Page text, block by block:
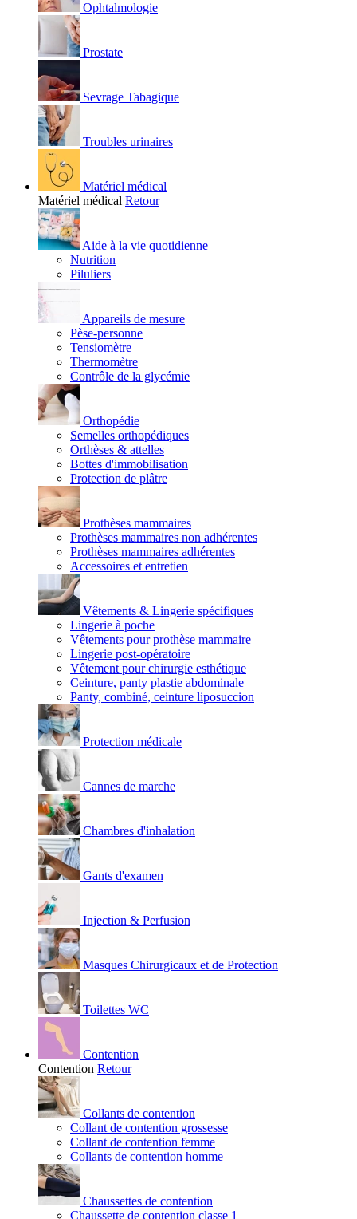
Ophtalmologie
Prostate
Sevrage Tabagique
Troubles urinaires
Matériel médical
Matériel médical Retour
Aide à la vie quotidienne
Nutrition
Piluliers
Appareils de mesure
Pèse-personne
Tensiomètre
Thermomètre
Contrôle de la glycémie
Orthopédie
Semelles orthopédiques
Orthèses & attelles
Bottes d'immobilisation
Protection de plâtre
Prothèses mammaires
Prothèses mammaires non adhérentes
Prothèses mammaires adhérentes
Accessoires et entretien
Vêtements & Lingerie spécifiques
Lingerie à poche
Vêtements pour prothèse mammaire
Lingerie post-opératoire
Vêtement pour chirurgie esthétique
Ceinture, panty plastie abdominale
Panty, combiné, ceinture liposuccion
Protection médicale
Cannes de marche
Chambres d'inhalation
Gants d'examen
Injection & Perfusion
Masques Chirurgicaux et de Protection
Toilettes WC
Contention
Contention Retour
Collants de contention
Collant de contention grossesse
Collant de contention femme
Collants de contention homme
Chaussettes de contention
Chaussette de contention classe 1